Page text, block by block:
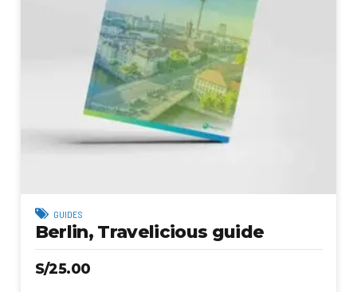
GUIDES
Berlin, Travelicious guide
S/25.00